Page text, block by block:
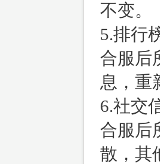
不变。
5.排
合服后
息，重
6.社
合服后
散，其